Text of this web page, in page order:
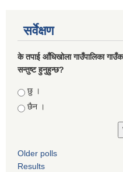
सर्वेक्षण
के तपाई आँधिखोला गाउँपालिका
सन्तुष्ट हुनुहुन्छ?
Choices
छु ।
छैन ।
Older polls
Results